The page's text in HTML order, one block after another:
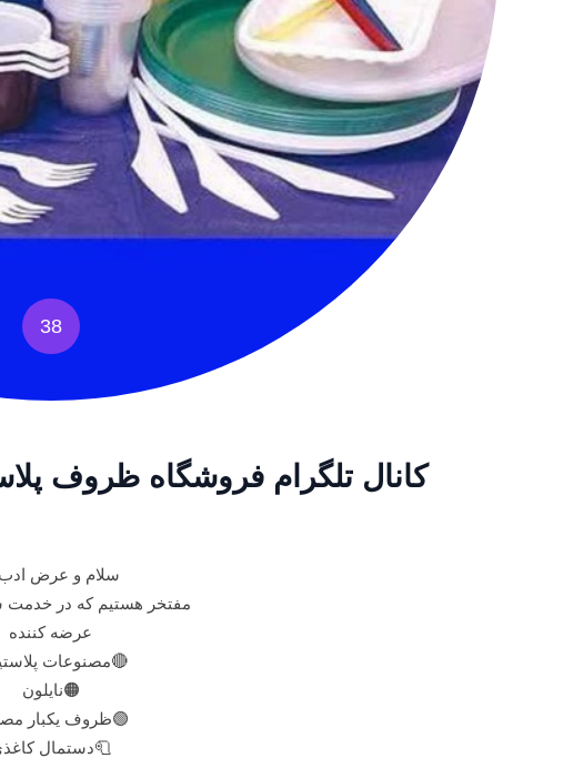
38
کانال تلگرام فروشگاه ظروف
سلام و عرض
مفتخر هستیم که در خدمت
عرضه کننده
🔴مصنوعات
🟠نایلون
🟢ظروف یکبار
🧻دستمال